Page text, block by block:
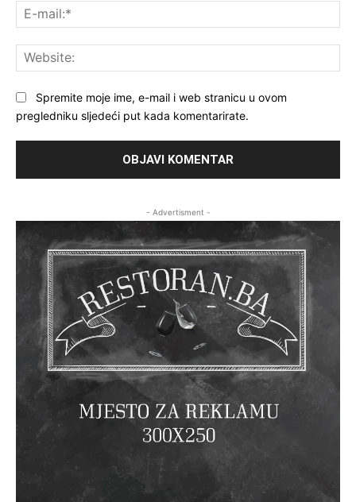
Spremite moje ime, e-mail i web stranicu u ovom
pregledniku sljedeći put kada komentarirate.
- Advertisment -